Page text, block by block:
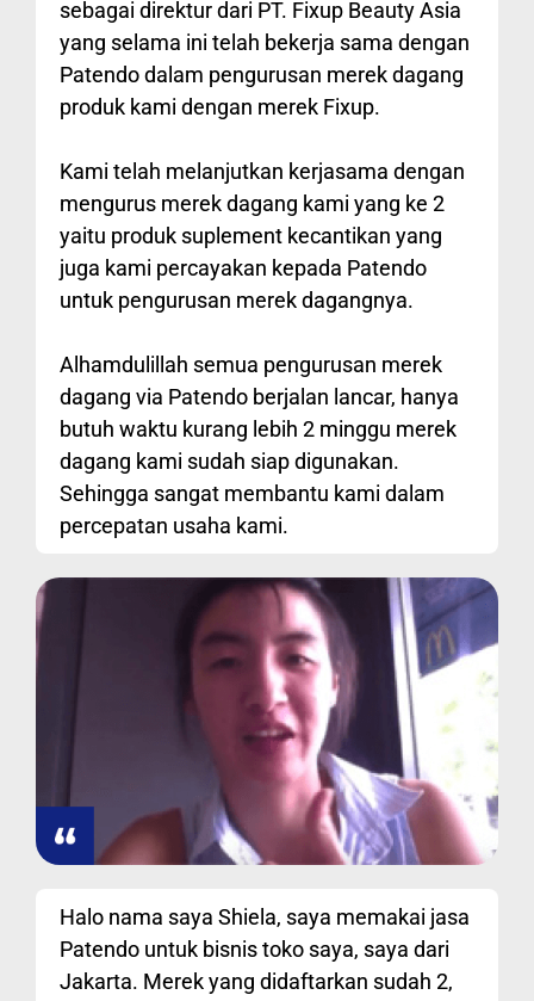
sebagai direktur dari PT. Fixup Beauty Asia
yang selama ini telah bekerja sama dengan
Patendo dalam pengurusan merek dagang
produk kami dengan merek Fixup.
Kami telah melanjutkan kerjasama dengan
mengurus merek dagang kami yang ke 2
yaitu produk suplement kecantikan yang
juga kami percayakan kepada Patendo
untuk pengurusan merek dagangnya.
Alhamdulillah semua pengurusan merek
dagang via Patendo berjalan lancar, hanya
butuh waktu kurang lebih 2 minggu merek
dagang kami sudah siap digunakan.
Sehingga sangat membantu kami dalam
percepatan usaha kami.
Halo nama saya Shiela, saya memakai jasa
Patendo untuk bisnis toko saya, saya dari
Jakarta. Merek yang didaftarkan sudah 2,